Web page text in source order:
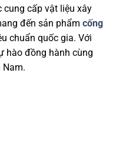
cấp vật liệu xây
đến sản phẩm cống
chuẩn quốc gia. Với
hào đồng hành cùng
Nam.